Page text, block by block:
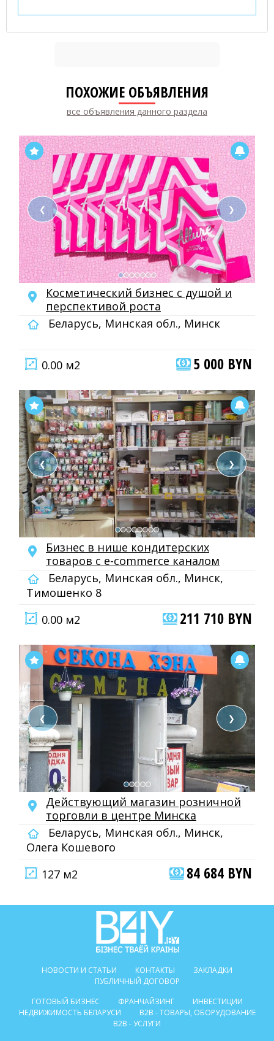
ПОХОЖИЕ ОБЪЯВЛЕНИЯ
все объявления данного раздела
❮ ❯
Косметический бизнес с душой и
перспективой роста
Беларусь, Минская обл., Минск
0.00 м2 5 000 BYN
❮ ❯
Бизнес в нише кондитерских
товаров с e-commerce каналом
Беларусь, Минская обл., Минск,
Тимошенко 8
0.00 м2
211 710 BYN
❮ ❯
Действующий магазин розничной
торговли в центре Минска
Беларусь, Минская обл., Минск,
Олега Кошевого
127 м2
84 684 BYN
НОВОСТИ И СТАТЬИ КОНТАКТЫ
ЗАКЛАДКИ
ПУБЛИЧНЫЙ ДОГОВОР
ГОТОВЫЙ БИЗНЕС
ФРАНЧАЙЗИНГ
ИНВЕСТИЦИИ
НЕДВИЖИМОСТЬ БЕЛАРУСИ
B2B - ТОВАРЫ, ОБОРУДОВАНИЕ
B2B - УСЛУГИ